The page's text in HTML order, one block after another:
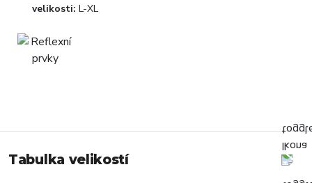
velikosti: L-XL
Tabulka velikostí